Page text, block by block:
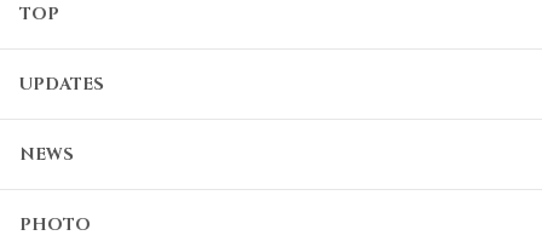
TOP
UPDATES
NEWS
PHOTO